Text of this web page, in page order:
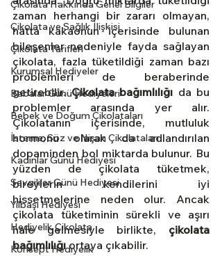
Çikolata Hakkında Genel Bilgiler
Çikolata ve Sağlık İlişkisi
Çikolata Tarifleri
Kurumsal Hediyeler
Babalar Günü Hediyeleri
Bebek ve Doğum Çikolataları
İsteme, Söz ve Nişan Çikolataları
Kadınlar Günü Hediyesi
Sevgililer Günü Hediyesi
Yılbaşı Hediyesi
Hediyelik Çikolata
Konsept Hediyelik
zaman herhangi bir zararı olmayan,
hatta kakaonun içerisinde bulunan
bileşenler nedeniyle fayda sağlayan
çikolata, fazla tüketildiği zaman bazı
problemleri de beraberinde
getirebilir. Çikolata bağımlılığı da bu
problemler arasında yer alır.
Çikolatanın içerisinde, mutluluk
hormonu olarak da adlandırılan
dopaminden bol miktarda bulunur. Bu
yüzden de çikolata tüketmek,
bireylerin kendilerini iyi
hissetmelerine neden olur. Ancak
çikolata tüketiminin sürekli ve aşırı
hale gelmesiyle birlikte, çikolata
bağımlılığı ortaya çıkabilir.